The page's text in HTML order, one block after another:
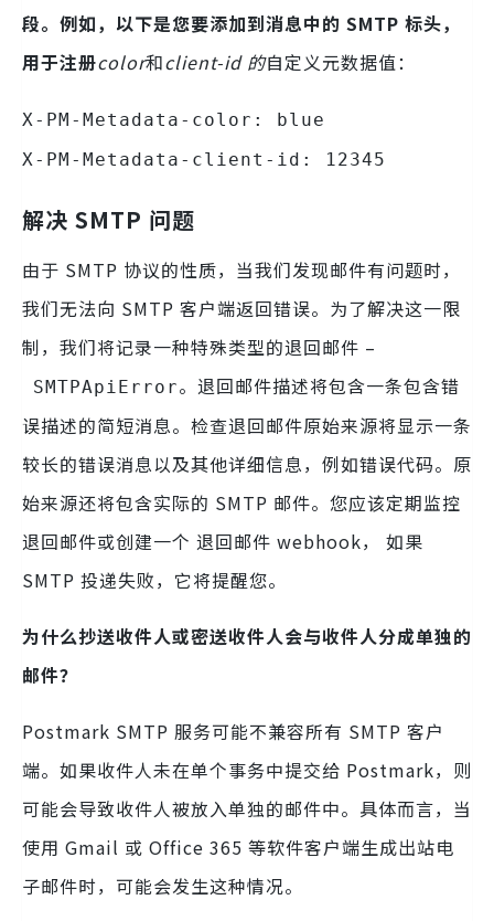
段。例如，以下是您要添加到消息中的 SMTP 标头，
用于注册color和client-id 的自定义元数据值：
X-PM-Metadata-color: blue
X-PM-Metadata-client-id: 12345
解决 SMTP 问题
由于 SMTP 协议的性质，当我们发现邮件有问题时，
我们无法向 SMTP 客户端返回错误。为了解决这一限
制，我们将记录一种特殊类型的退回邮件 –
SMTPApiError。退回邮件描述将包含一条包含错
误描述的简短消息。检查退回邮件原始来源将显示一条
较长的错误消息以及其他详细信息，例如错误代码。原
始来源还将包含实际的 SMTP 邮件。您应该定期监控
退回邮件或创建一个 退回邮件 webhook， 如果
SMTP 投递失败，它将提醒您。
为什么抄送收件人或密送收件人会与收件人分成单独的
邮件？
Postmark SMTP 服务可能不兼容所有 SMTP 客户
端。如果收件人未在单个事务中提交给 Postmark，则
可能会导致收件人被放入单独的邮件中。具体而言，当
使用 Gmail 或 Office 365 等软件客户端生成出站电
子邮件时，可能会发生这种情况。